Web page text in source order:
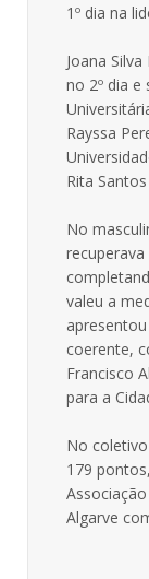
1º dia na
Joana
no 2º dia e
Rayssa
Rita
No
valeu a
coerente,
Francisco
para a
No
179
Algarve